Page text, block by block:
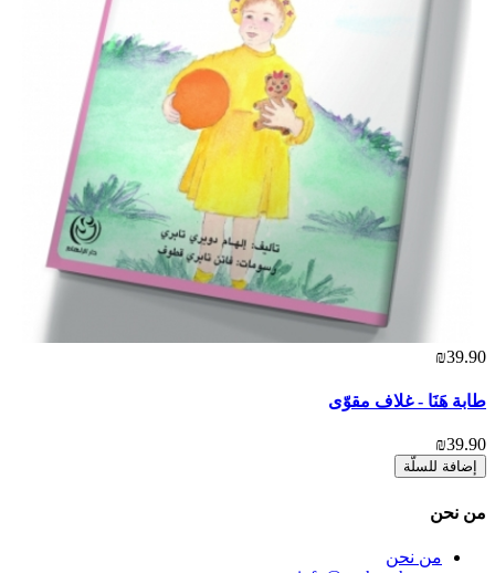
₪39.90
طابة هَنَا - غلاف مقوّى
₪39.90
إضافة للسلّة
ﻣﻦ ﻧﺤﻦ
ﻣﻦ ﻧﺤﻦ